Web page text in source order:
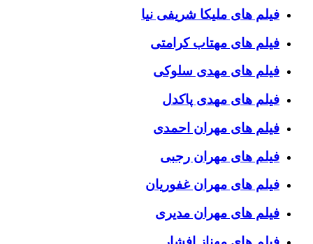
فیلم های ملیکا شریفی نیا
فیلم های مهتاب کرامتی
فیلم های مهدی سلوکی
فیلم های مهدی پاکدل
فیلم های مهران احمدی
فیلم های مهران رجبی
فیلم های مهران غفوریان
فیلم های مهران مدیری